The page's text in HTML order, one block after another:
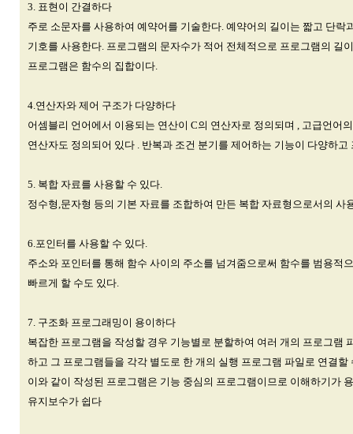
3. 표현이 간결하다
주로 소문자를 사용하여 예약어를 기술한다. 예약어의 길이는 짧고 단락
기호를 사용한다. 프로그램의 문자수가 적어 전체적으로 프로그램의 길
프로그램은 함수의 집합이다.
4.연산자와 제어 구조가 다양하다
어셈블리 언어에서 이용되는 연산이 C의 연산자로 정의되며 , 고급언어
연산자도 정의되어 있다 . 반복과 조건 분기를 제어하는 기능이 다양하
5. 복합 자료를 사용할 수 있다.
정수형,문자형 등의 기본 자료를 조합하여 만든 복합 자료형으로서의 사
6.포인터를 사용할 수 있다.
주소와 포인터를 통해 함수 사이의 주소를 넘겨줌으로써 함수를 범용적
빠르게 할 수도 있다.
7. 구조화 프로그래밍이 용이하다
복잡한 프로그램을 작성할 경우 기능별로 분할하여 여러 개의 프로그램
하고 그 프로그램들을 각각 별도로 한 개의 실행 프로그램 파일로 연결할
이와 같이 작성된 프로그램은 기능 중심의 프로그램이므로 이해하기가
유지보수가 쉽다